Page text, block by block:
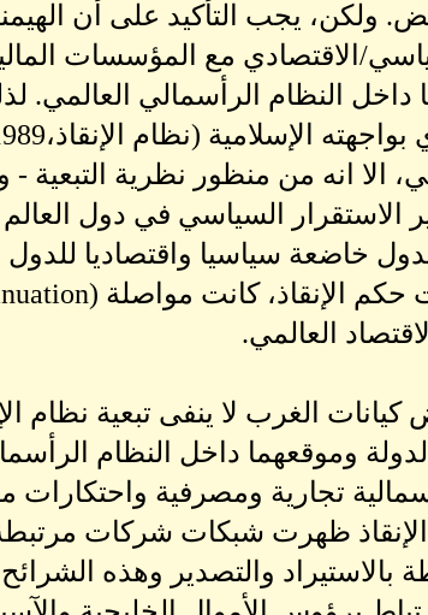
ولكن، يجب التأكيد على أن
الاقتصادي مع المؤسسات المالية
داخل النظام الرأسمالي العالمي.
الا انه من منظور نظرية
الاستقرار السياسي في دول
خاضعة سياسيا واقتصاديا للدول
الغرب لا ينفى تبعية نظام
وموقعهما داخل النظام
تجارية ومصرفية واحتكارات
الإنقاذ ظهرت شبكات شركات
بالاستيراد والتصدير وهذه